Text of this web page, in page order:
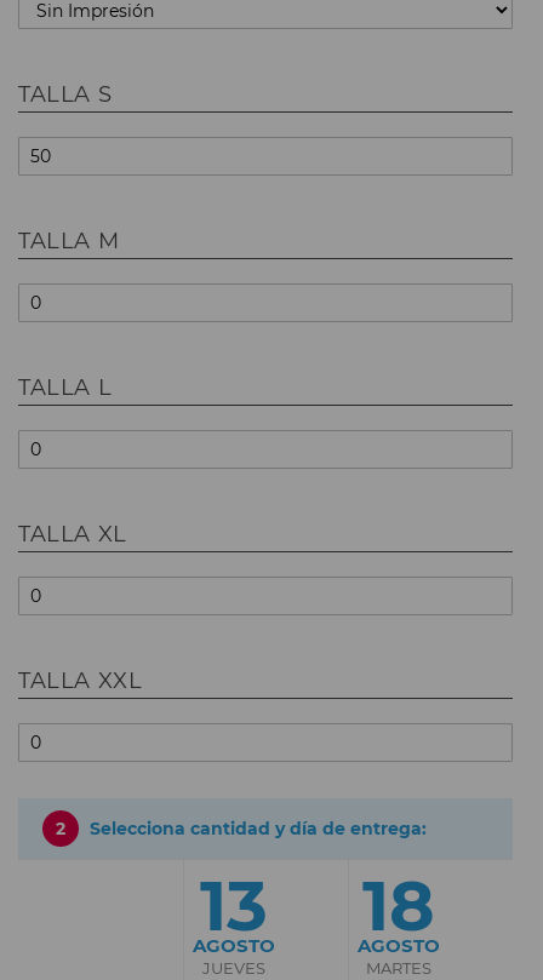
TALLA S
TALLA M
TALLA L
TALLA XL
TALLA XXL
2 Selecciona cantidad y día de entrega:
13
AGOSTO
JUEVES
18
AGOSTO
MARTES